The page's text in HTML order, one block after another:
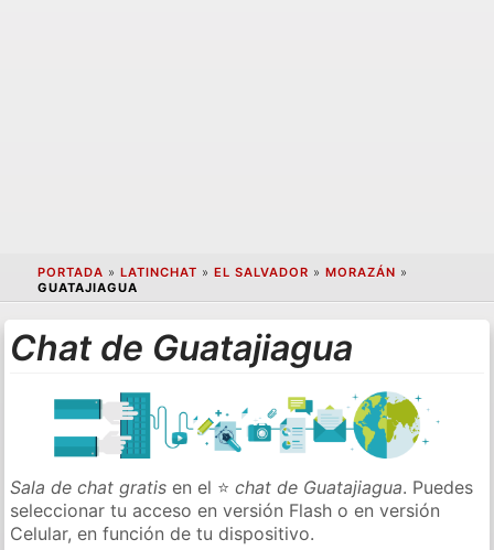
PORTADA » LATINCHAT » EL SALVADOR » MORAZÁN »
GUATAJIAGUA
Chat de Guatajiagua
Sala de chat gratis en el ⭐chat de Guatajiagua. Puedes
seleccionar tu acceso en versión Flash o en versión
Celular, en función de tu dispositivo.